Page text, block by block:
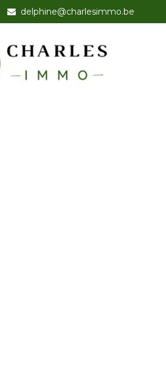
- delphine@charlesimmo.be